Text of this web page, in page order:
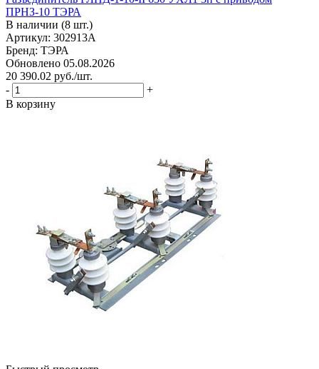
ПРНЗ-10 ТЭРА
В наличии (8 шт.)
Артикул: 302913А
Бренд: ТЭРА
Обновлено 05.08.2026
20 390.02 руб./шт.
-
+
В корзину